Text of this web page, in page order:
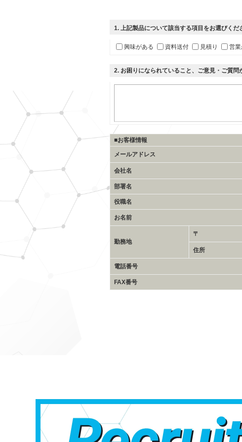
1. 上記製品について該当する項目をお選びくだ
興味がある 資料送付 見積り 営
2. お困りになられていること、ご意見・ご質問
■お客様情報
メールアドレス
会社名
部署名
役職名
お名前
勤務地
〒
住所
電話番号
FAX番号